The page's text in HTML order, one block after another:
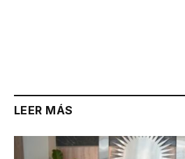
LEER MÁS